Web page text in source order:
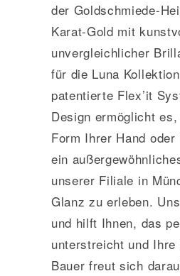
der Goldschmiede-
Karat-Gold mit
unvergleichlicher
für die Luna
patentierte Flex’it
Design ermöglicht
Form Ihrer Hand
ein
unserer Filiale in
Glanz zu erleben.
und hilft Ihnen, das
unterstreicht und
Bauer freut sich